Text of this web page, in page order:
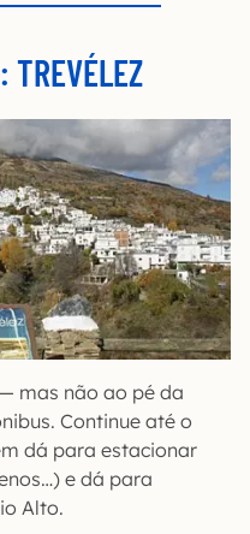
TREVÉLEZ
mas não ao pé da
Continue até o
dá para estacionar
e dá para
Alto.